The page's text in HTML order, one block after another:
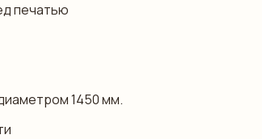
печатью
1450 мм.